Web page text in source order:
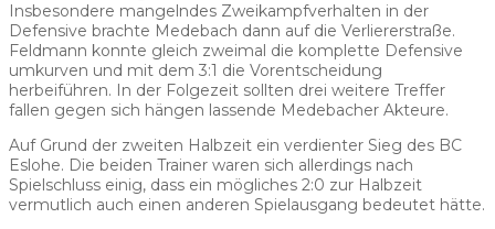
Insbesondere mangelndes Zweikampfverhalten in der
Defensive brachte Medebach dann auf die Verliererstraße.
Feldmann konnte gleich zweimal die komplette Defensive
umkurven und mit dem 3:1 die Vorentscheidung
herbeiführen. In der Folgezeit sollten drei weitere Treffer
fallen gegen sich hängen lassende Medebacher Akteure.
Auf Grund der zweiten Halbzeit ein verdienter Sieg des BC
Eslohe. Die beiden Trainer waren sich allerdings nach
Spielschluss einig, dass ein mögliches 2:0 zur Halbzeit
vermutlich auch einen anderen Spielausgang bedeutet hätte.